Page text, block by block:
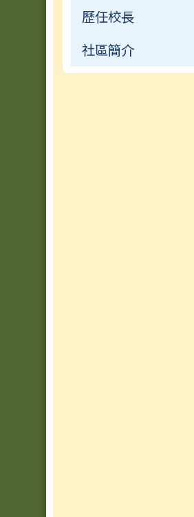
常用連結
檔案下載
歷任校長
社區簡介